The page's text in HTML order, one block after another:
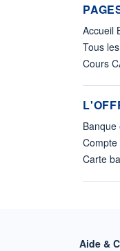
Accueil
Tous
Cours
Banque
Carte
Aide &